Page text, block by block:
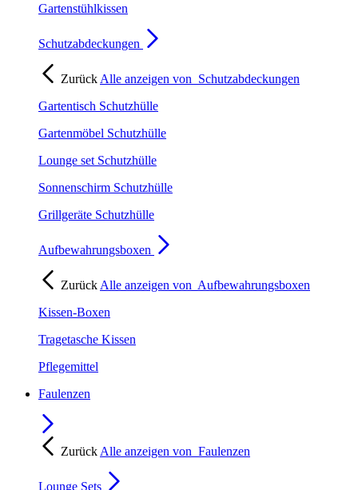
Gartenstühlkissen
Schutzabdeckungen
Zurück Alle anzeigen von Schutzabdeckungen
Gartentisch Schutzhülle
Gartenmöbel Schutzhülle
Lounge set Schutzhülle
Sonnenschirm Schutzhülle
Grillgeräte Schutzhülle
Aufbewahrungsboxen
Zurück Alle anzeigen von Aufbewahrungsboxen
Kissen-Boxen
Tragetasche Kissen
Pflegemittel
Faulenzen
Zurück Alle anzeigen von Faulenzen
Lounge Sets